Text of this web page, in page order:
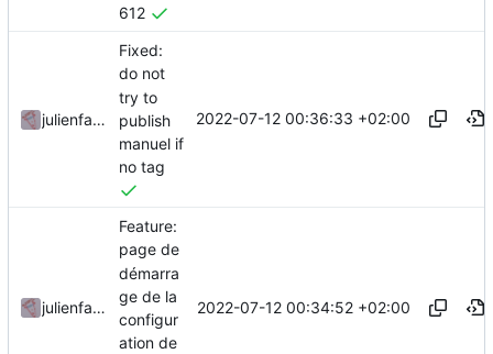
612
julienfastre
Fixed:
do not
try to
publish
manuel if
no tag
2022-07-12 00:36:33 +02:00
julienfastre
Feature:
page de
démarra
ge de la
configur
ation de
2022-07-12 00:34:52 +02:00